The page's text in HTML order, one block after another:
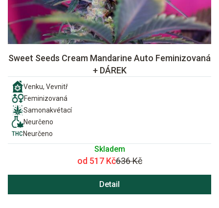
Sweet Seeds Cream Mandarine Auto Feminizovaná
+ DÁREK
Venku, Vevnitř
Feminizovaná
Samonakvétací
Neurčeno
Neurčeno
Skladem
od 517 Kč636 Kč
Detail